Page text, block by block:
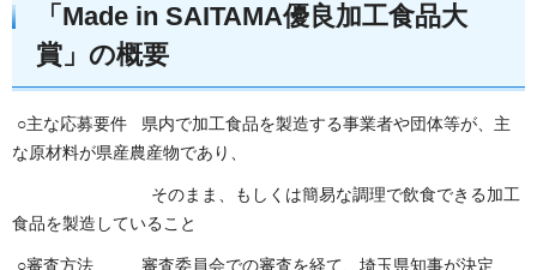
「Made in SAITAMA優良加工食品大
賞」の概要
○主な応募要件 県内で加工食品を製造する事業者や団体等が、主
な原材料が県産農産物であり、
そのまま、もしくは簡易な調理で飲食できる加工
食品を製造していること
○審査方法 審査委員会での審査を経て、埼玉県知事が決定